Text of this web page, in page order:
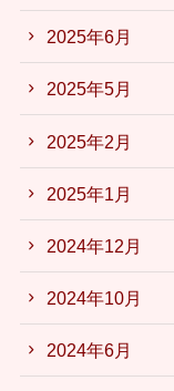
2025年6月
2025年5月
2025年2月
2025年1月
2024年12月
2024年10月
2024年6月